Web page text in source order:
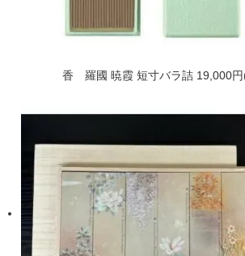
香 羅國 暁霞 短寸バラ詰 19,000